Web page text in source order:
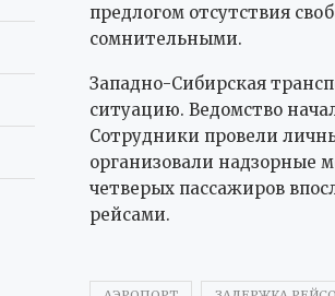
предлогом отсутствия
сомнительными.
Западно-Сибирская
ситуацию. Ведомство
Сотрудники провели
организовали надзорные
четверых пассажиров
рейсами.